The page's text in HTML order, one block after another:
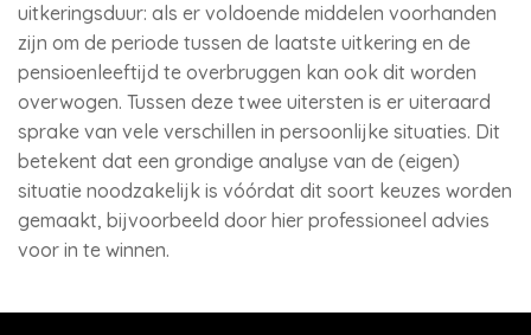
uitkeringsduur: als er voldoende middelen voorhanden
zijn om de periode tussen de laatste uitkering en de
pensioenleeftijd te overbruggen kan ook dit worden
overwogen. Tussen deze twee uitersten is er uiteraard
sprake van vele verschillen in persoonlijke situaties. Dit
betekent dat een grondige analyse van de (eigen)
situatie noodzakelijk is vóórdat dit soort keuzes worden
gemaakt, bijvoorbeeld door hier professioneel advies
voor in te winnen.